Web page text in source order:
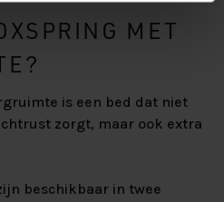
MET
is een bed dat niet
zorgt, maar ook extra
beschikbaar in twee